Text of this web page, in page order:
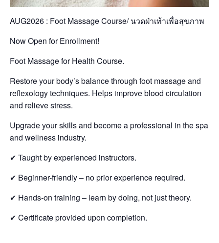
AUG2026 : Foot Massage Course/ นวดฝ่าเท้าเพื่อสุขภาพ
Now Open for Enrollment!
Foot Massage for Health Course.
Restore your body’s balance through foot massage and
reflexology techniques. Helps improve blood circulation
and relieve stress.
Upgrade your skills and become a professional in the spa
and wellness industry.
✔ Taught by experienced instructors.
✔ Beginner-friendly – no prior experience required.
✔ Hands-on training – learn by doing, not just theory.
✔ Certificate provided upon completion.